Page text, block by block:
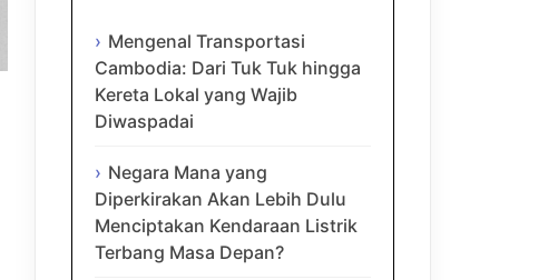
Mengenal Transportasi
Cambodia: Dari Tuk Tuk hingga
Kereta Lokal yang Wajib
Diwaspadai
Negara Mana yang
Diperkirakan Akan Lebih Dulu
Menciptakan Kendaraan Listrik
Terbang Masa Depan?